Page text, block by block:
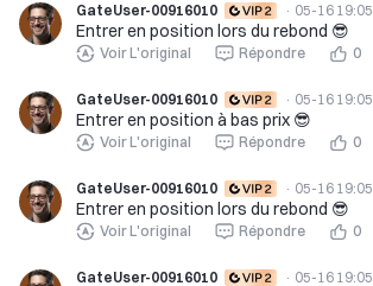
GateUser-00916010 · 05-16 19:05
Entrer en position lors du rebond 😎
Voir L'original Répondre 0
GateUser-00916010 · 05-16 19:05
Entrer en position à bas prix 😎
Voir L'original Répondre 0
GateUser-00916010 · 05-16 19:05
Entrer en position lors du rebond 😎
Voir L'original Répondre 0
GateUser-00916010 · 05-16 19:05